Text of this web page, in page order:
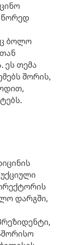
ბოლო
ეს თემა
შორის,
დარგში,